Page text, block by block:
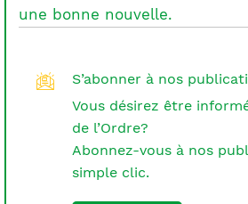
une bonne nouvelle.
S’abonner à nos
Vous désirez être
de l’Ordre?
Abonnez-vous à nos
simple clic.